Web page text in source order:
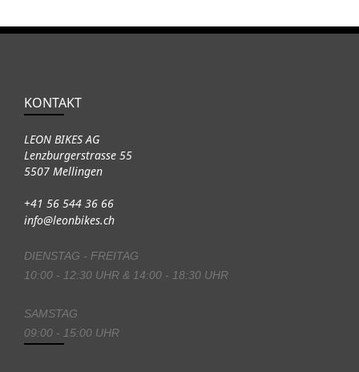
KONTAKT
LEON BIKES AG
Lenzburgerstrasse 55
5507 Mellingen
+41 56 544 36 66
info@leonbikes.ch
DIENSTAG - FREITAG
10:00 - 12:30 UHR & 14:00 - 18:30 UHR
SAMSTAG
09:00 - 15:00 UHR